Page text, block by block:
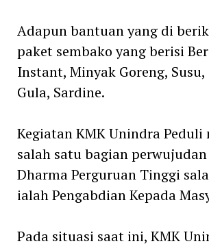
Adapun bantuan yang di
paket sembako yang berisi
Instant, Minyak Goreng, Susu,
Gula, Sardine.
Kegiatan KMK Unindra Peduli
salah satu bagian
Dharma Perguruan Tinggi
ialah Pengabdian Kepada
Pada situasi saat ini, KMK